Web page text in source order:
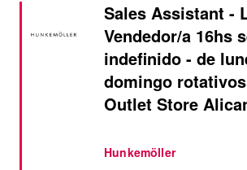
Sales Assistant -
Vendedor/a 16hs
indefinido - de
domingo
Outlet Store
Hunkemöller